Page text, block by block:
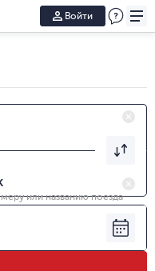
Войти
или названию поезда